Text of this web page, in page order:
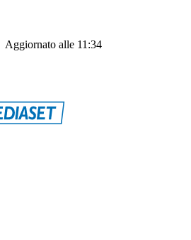
Aggiornato alle 11:34